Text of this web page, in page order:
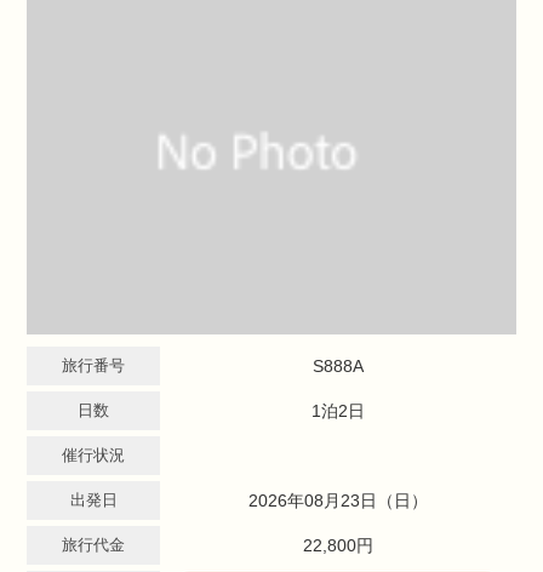
旅行番号 S888A
日数 1泊2日
催行状況
出発日 2026年08月23日（日）
旅行代金 22,800円